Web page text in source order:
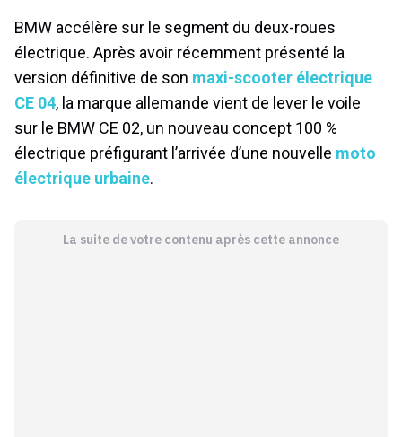
BMW accélère sur le segment du deux-roues
électrique. Après avoir récemment présenté la
version définitive de son maxi-scooter électrique
CE 04, la marque allemande vient de lever le voile
sur le BMW CE 02, un nouveau concept 100 %
électrique préfigurant l’arrivée d’une nouvelle moto
électrique urbaine.
La suite de votre contenu après cette annonce